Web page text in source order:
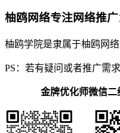
柚鸥网络专注网络推广
柚鸥学院是隶属于柚鸥网
PS：若有疑问或者推广需
金牌优化师微信二